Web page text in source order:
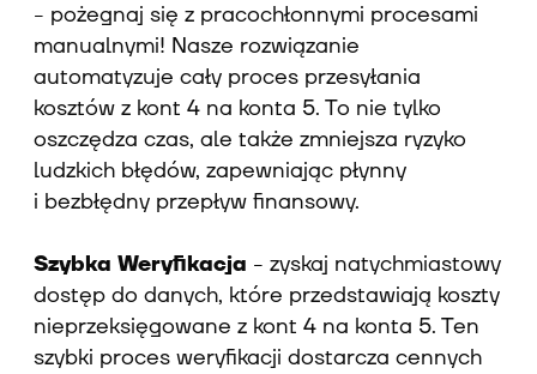
- pożegnaj się z pracochłonnymi procesami
manualnymi! Nasze rozwiązanie
automatyzuje cały proces przesyłania
kosztów z kont 4 na konta 5. To nie tylko
oszczędza czas, ale także zmniejsza ryzyko
ludzkich błędów, zapewniając płynny
i bezbłędny przepływ finansowy.
Szybka Weryfikacja - zyskaj natychmiastowy
dostęp do danych, które przedstawiają koszty
nieprzeksięgowane z kont 4 na konta 5. Ten
szybki proces weryfikacji dostarcza cennych